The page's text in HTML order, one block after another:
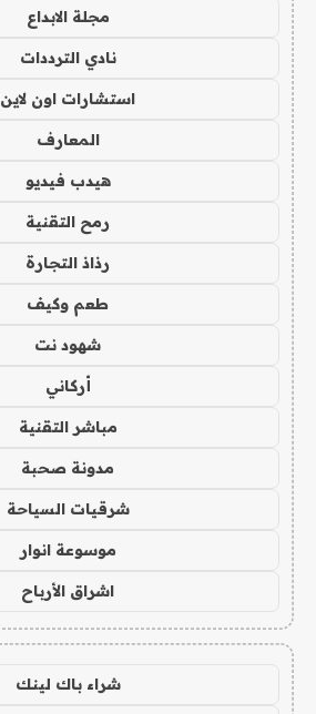
مجلة الابداع
نادي الترددات
استشارات اون لاين
المعارف
هيدب فيديو
رمح التقنية
رذاذ التجارة
طعم وكيف
شهود نت
أركاني
مباشر التقنية
مدونة صحبة
شرقيات السياحة
موسوعة انوار
اشراق الأرباح
شراء باك لينك